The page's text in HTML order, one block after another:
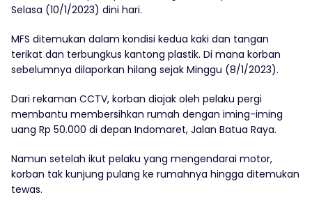
Selasa (10/1/2023) dini hari.
MFS ditemukan dalam kondisi kedua kaki dan tangan
terikat dan terbungkus kantong plastik. Di mana korban
sebelumnya dilaporkan hilang sejak Minggu (8/1/2023).
Dari rekaman CCTV, korban diajak oleh pelaku pergi
membantu membersihkan rumah dengan iming-iming
uang Rp 50.000 di depan Indomaret, Jalan Batua Raya.
Namun setelah ikut pelaku yang mengendarai motor,
korban tak kunjung pulang ke rumahnya hingga ditemukan
tewas.